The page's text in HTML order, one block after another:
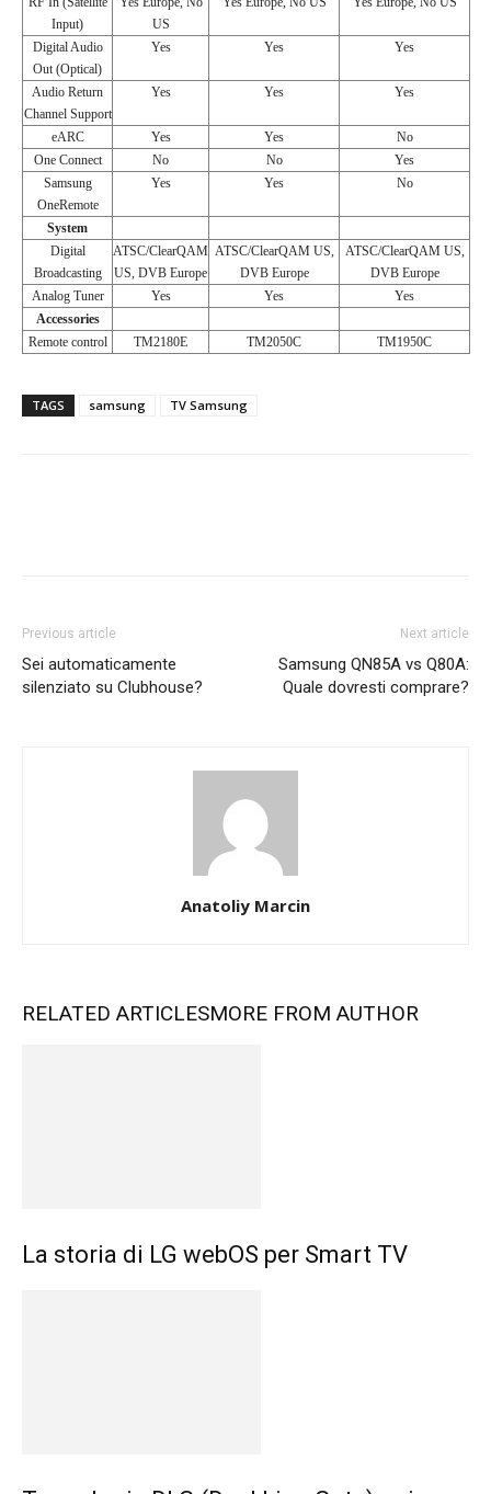
Input)
US
Digital Audio
Out (Optical)
Yes Yes Yes
Audio Return
Channel Support
Yes Yes Yes
eARC Yes Yes
No
One Connect
No No
Yes
Samsung
OneRemote
Yes Yes No
System
Digital
Broadcasting
ATSC/ClearQAM
US, DVB Europe
ATSC/ClearQAM US,
DVB Europe
ATSC/ClearQAM US,
DVB Europe
Analog Tuner
Yes Yes
Yes
Accessories
Remote control
TM2180E TM2050C TM1950C
TAGS samsung TV Samsung
Previous article
Sei automaticamente
silenziato su Clubhouse?
Next article
Samsung QN85A vs Q80A:
Quale dovresti comprare?
Anatoliy Marcin
RELATED ARTICLESMORE FROM AUTHOR
La storia di LG webOS per Smart TV